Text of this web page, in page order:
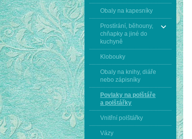
Obaly na kapesníky
Prostírání, běhouny,
chňapky a jiné do
kuchyně
Klobouky
Obaly na knihy, diáře
nebo zápisníky
Povlaky na polštáře
a polštářky
Vnitřní polštářky
Vázy